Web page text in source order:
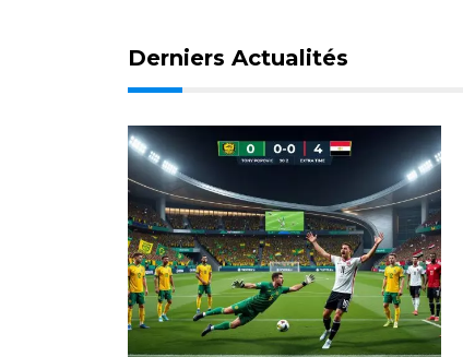
Derniers Actualités